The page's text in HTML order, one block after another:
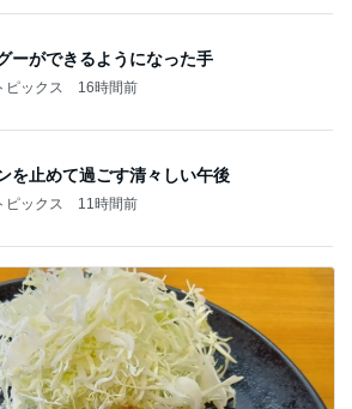
ーができるようになった手
ピックス 16時間前
を止めて過ごす清々しい午後
ピックス 11時間前